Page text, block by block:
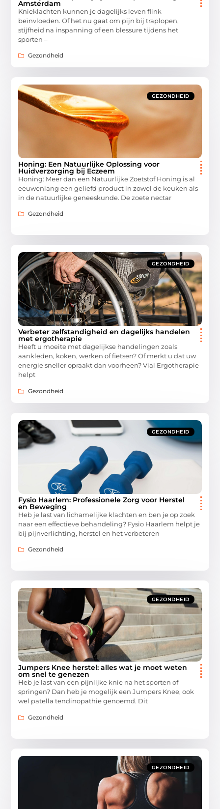
Amsterdam
Knieklachten kunnen je dagelijks leven flink
beïnvloeden. Of het nu gaat om pijn bij traplopen,
stijfheid na inspanning of een blessure tijdens het
sporten –
Gezondheid
GEZONDHEID
Honing: Een Natuurlijke Oplossing voor
Huidverzorging bij Eczeem
Honing: Meer dan een Natuurlijke Zoetstof Honing is al
eeuwenlang een geliefd product in zowel de keuken als
in de natuurlijke geneeskunde. De zoete nectar
Gezondheid
GEZONDHEID
Verbeter zelfstandigheid en dagelijks handelen
met ergotherapie
Heeft u moeite met dagelijkse handelingen zoals
aankleden, koken, werken of fietsen? Of merkt u dat uw
energie sneller opraakt dan voorheen? Vial Ergotherapie
helpt
Gezondheid
GEZONDHEID
Fysio Haarlem: Professionele Zorg voor Herstel
en Beweging
Heb je last van lichamelijke klachten en ben je op zoek
naar een effectieve behandeling? Fysio Haarlem helpt je
bij pijnverlichting, herstel en het verbeteren
Gezondheid
GEZONDHEID
Jumpers Knee herstel: alles wat je moet weten
om snel te genezen
Heb je last van een pijnlijke knie na het sporten of
springen? Dan heb je mogelijk een Jumpers Knee, ook
wel patella tendinopathie genoemd. Dit
Gezondheid
GEZONDHEID